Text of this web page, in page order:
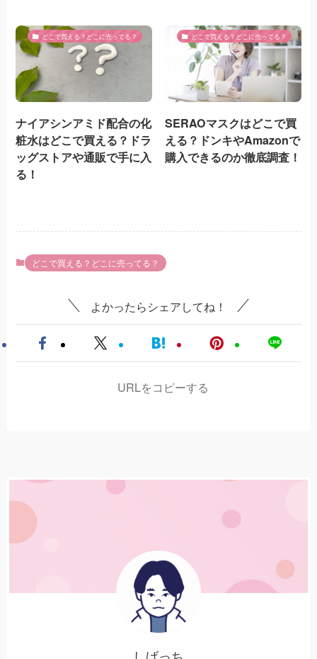
どこで買える？どこに売ってる？
ナイアシンアミド配合の化
粧水はどこで買える？ドラ
ッグストアや通販で手に入
る！
どこで買える？どこに売ってる？
SERAOマスクはどこで買
える？ドンキやAmazonで
購入できるのか徹底調査！
どこで買える？どこに売ってる？
よかったらシェアしてね！
URLをコピーする